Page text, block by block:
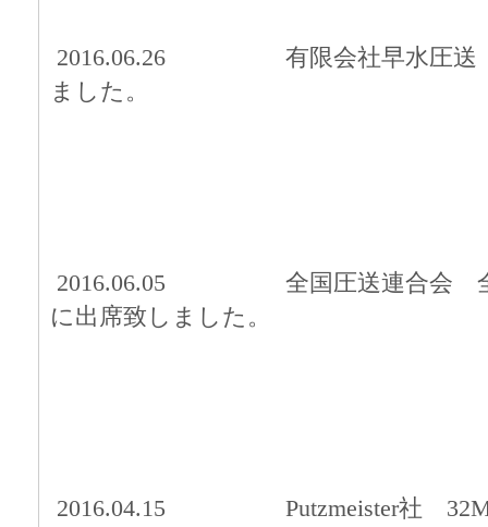
2016.06.26 有限会社早水圧送
ました。
2016.06.05 全国圧送連合会 全
に出席致しました。
2016.04.15 Putzmeister社 32M